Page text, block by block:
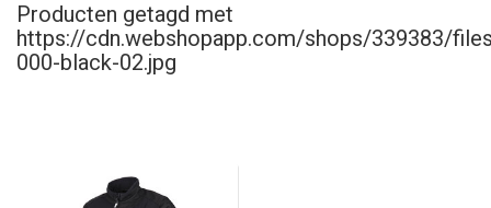
Producten getagd met
https://cdn.webshopapp.com/shops/339383/
000-black-02.jpg